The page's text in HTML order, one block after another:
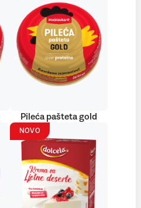
Pileća pašteta gold
NOVO